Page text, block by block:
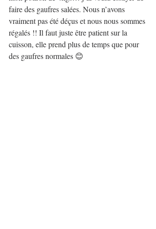
faire des gaufres salées. Nous n’avons
vraiment pas été déçus et nous nous sommes
régalés !! Il faut juste être patient sur la
cuisson, elle prend plus de temps que pour
des gaufres normales 😊